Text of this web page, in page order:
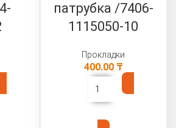
патрубка /7406-
1115050-10
Прокладки
400.00 ₸